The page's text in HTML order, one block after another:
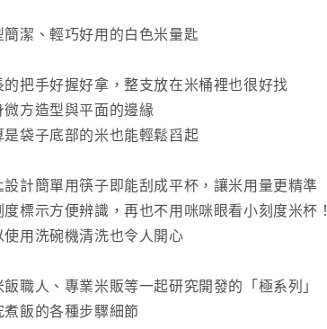
簡潔、輕巧好用的白色米量匙
的把手好握好拿，整支放在米桶裡也很好找
微方造型與平面的邊緣
是袋子底部的米也能輕鬆舀起
設計簡單用筷子即能刮成平杯，讓米用量更精準
度標示方便辨識，再也不用咪咪眼看小刻度米杯！
使用洗碗機清洗也令人開心
職人、專業米販等一起研究開發的「極系列」
煮飯的各種步驟細節